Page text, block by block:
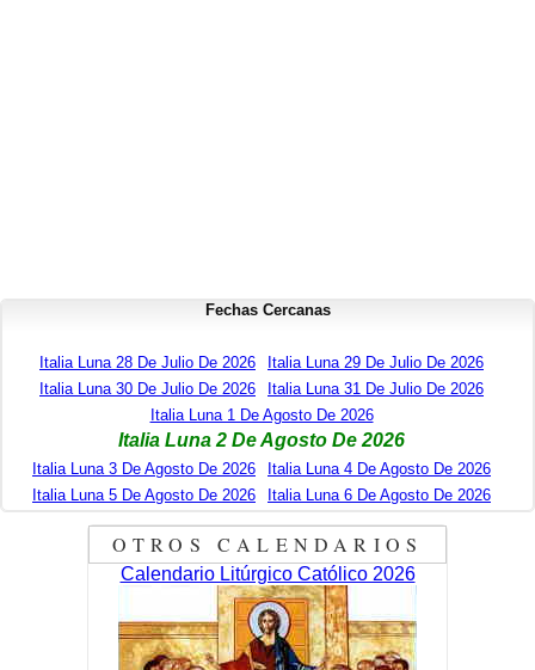
Fechas Cercanas
Italia Luna 28 De Julio De 2026
Italia Luna 29 De Julio De 2026
Italia Luna 30 De Julio De 2026
Italia Luna 31 De Julio De 2026
Italia Luna 1 De Agosto De 2026
Italia Luna 2 De Agosto De 2026
Italia Luna 3 De Agosto De 2026
Italia Luna 4 De Agosto De 2026
Italia Luna 5 De Agosto De 2026
Italia Luna 6 De Agosto De 2026
OTROS CALENDARIOS
Calendario Litúrgico Católico 2026